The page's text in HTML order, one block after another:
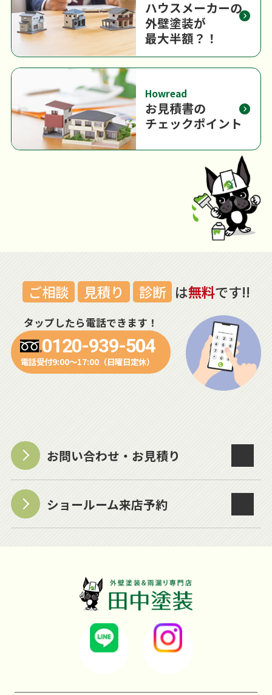
ハウスメーカーの
外壁塗装が
最大半額？！
Howread
お見積書の
チェックポイント
ご相談 見積り 診断 は無料です!!
タップしたら電話できます！
0120-939-504
電話受付9:00～17:00（日曜日定休）
お問い合わせ・お見積り
ショールーム来店予約